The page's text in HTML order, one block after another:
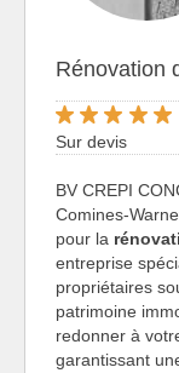
Rénovation
Sur devis
BV CREPI
Comines-
pour la
entreprise
propriétaires
patrimoine
redonner à
garantissant